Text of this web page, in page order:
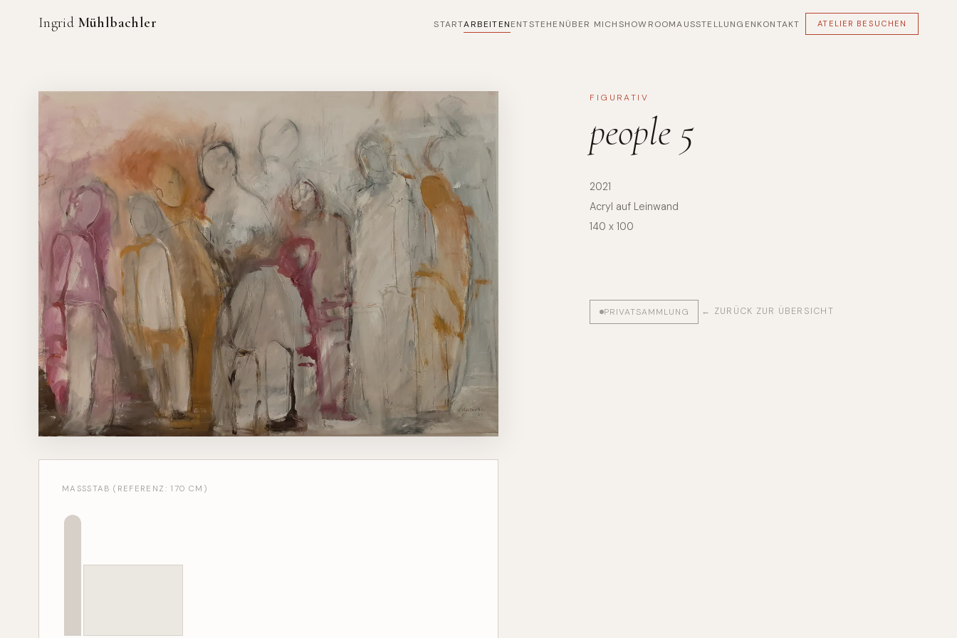
Ingrid Mühlbachler STARTARBEITENENTSTEHENÜBER MICHSHOWROOMAUSSTELLUNGENKONTAKT ATELIER BESUCHEN
MASSSTAB (REFERENZ: 170 CM)
FIGURATIV
people 5
2021
Acryl auf Leinwand
140 x 100
PRIVATSAMMLUNG ← ZURÜCK ZUR ÜBERSICHT